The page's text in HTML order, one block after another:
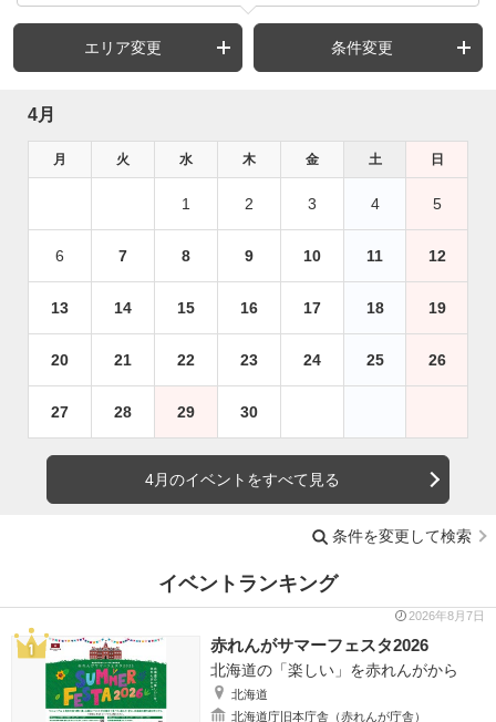
エリア変更 条件変更
4月
月 火 水 木 金 土 日
1 2 3 4 5
6 7 8 9 10 11 12
13 14 15 16 17 18 19
20 21 22 23 24 25 26
27 28 29 30
4月のイベントをすべて見る
条件を変更して検索
イベントランキング
2026年8月7日
赤れんがサマーフェスタ2026
北海道の「楽しい」を赤れんがから
北海道
北海道庁旧本庁舎（赤れんが庁舎）